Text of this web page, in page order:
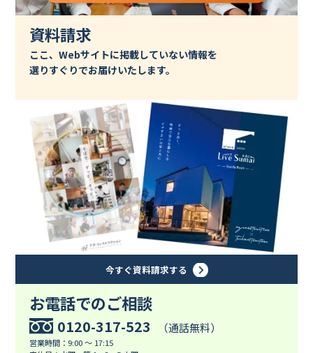
資料請求
ここ、Webサイトに掲載していない情報を
選りすぐりでお届けいたします。
今すぐ資料請求する
お電話でのご相談
0120-317-523 （通話無料）
営業時間：9:00 ～ 17:15